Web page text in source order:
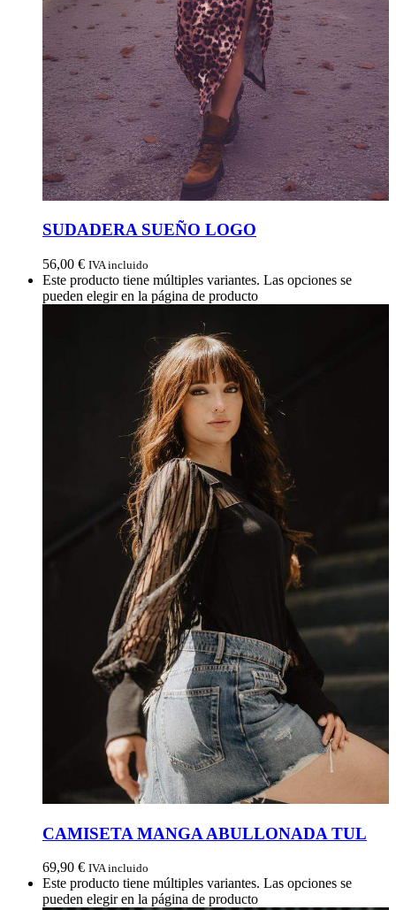
SUDADERA SUEÑO LOGO
56,00 € IVA incluido
Este producto tiene múltiples variantes. Las opciones se
pueden elegir en la página de producto
CAMISETA MANGA ABULLONADA TUL
69,90 € IVA incluido
Este producto tiene múltiples variantes. Las opciones se
pueden elegir en la página de producto